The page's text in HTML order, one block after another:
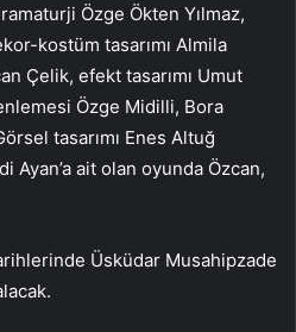
Özge Ökten Yılmaz,
kostüm tasarımı Almila
Çelik, efekt tasarımı Umut
Özge Midilli, Bora
tasarımı Enes Altuğ
Ayan’a ait olan oyunda Özcan,
Üsküdar Musahipzade